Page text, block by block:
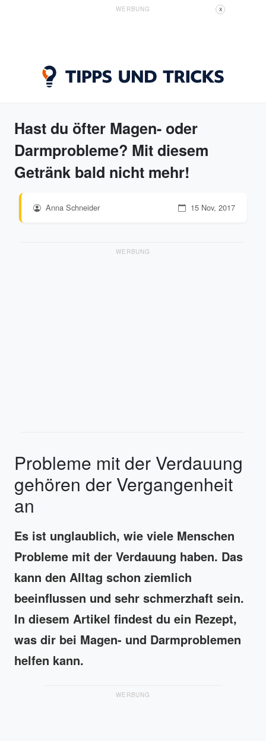
WERBUNG X
Hast du öfter Magen- oder
Darmprobleme? Mit diesem
Getränk bald nicht mehr!
Anna Schneider 15 Nov, 2017
WERBUNG
Probleme mit der Verdauung
gehören der Vergangenheit
an
Es ist unglaublich, wie viele Menschen
Probleme mit der Verdauung haben. Das
kann den Alltag schon ziemlich
beeinflussen und sehr schmerzhaft sein.
In diesem Artikel findest du ein Rezept,
was dir bei Magen- und Darmproblemen
helfen kann.
WERBUNG